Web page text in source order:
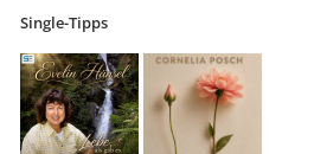
Single-Tipps